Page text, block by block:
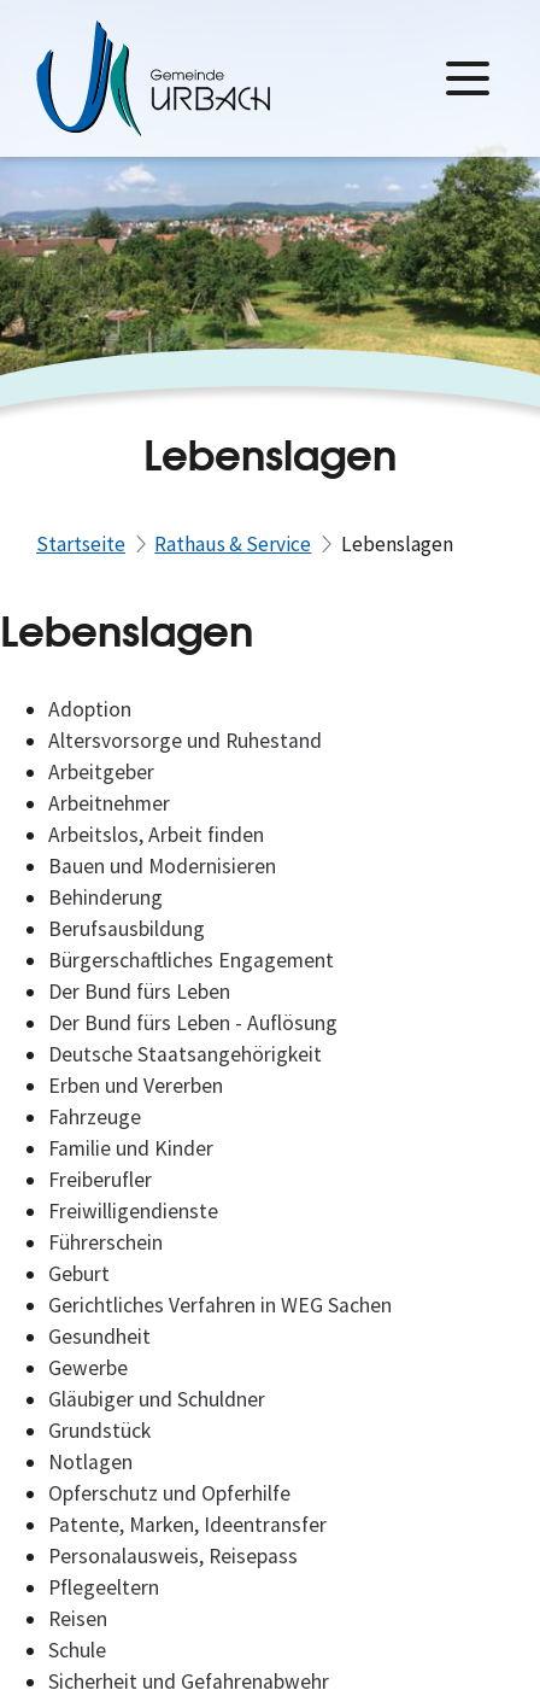
Lebenslagen
Startseite Rathaus & Service Lebenslagen
Lebenslagen
Adoption
Altersvorsorge und Ruhestand
Arbeitgeber
Arbeitnehmer
Arbeitslos, Arbeit finden
Bauen und Modernisieren
Behinderung
Berufsausbildung
Bürgerschaftliches Engagement
Der Bund fürs Leben
Der Bund fürs Leben - Auflösung
Deutsche Staatsangehörigkeit
Erben und Vererben
Fahrzeuge
Familie und Kinder
Freiberufler
Freiwilligendienste
Führerschein
Geburt
Gerichtliches Verfahren in WEG Sachen
Gesundheit
Gewerbe
Gläubiger und Schuldner
Grundstück
Notlagen
Opferschutz und Opferhilfe
Patente, Marken, Ideentransfer
Personalausweis, Reisepass
Pflegeeltern
Reisen
Schule
Sicherheit und Gefahrenabwehr